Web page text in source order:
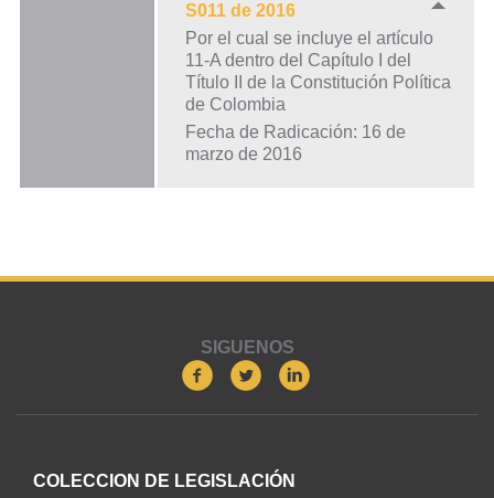
S011 de 2016
Por el cual se incluye el artículo
11-A dentro del Capítulo I del
Título II de la Constitución Política
de Colombia
Fecha de Radicación: 16 de
marzo de 2016
SIGUENOS
COLECCION DE LEGISLACIÓN